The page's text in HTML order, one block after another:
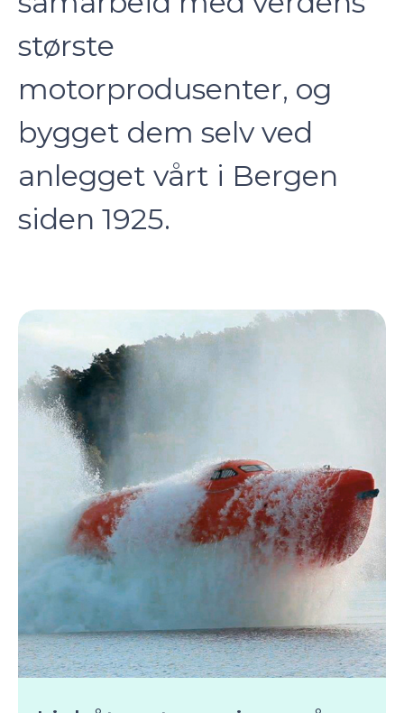
største
motorprodusenter, og
bygget dem selv ved
anlegget vårt i Bergen
siden 1925.